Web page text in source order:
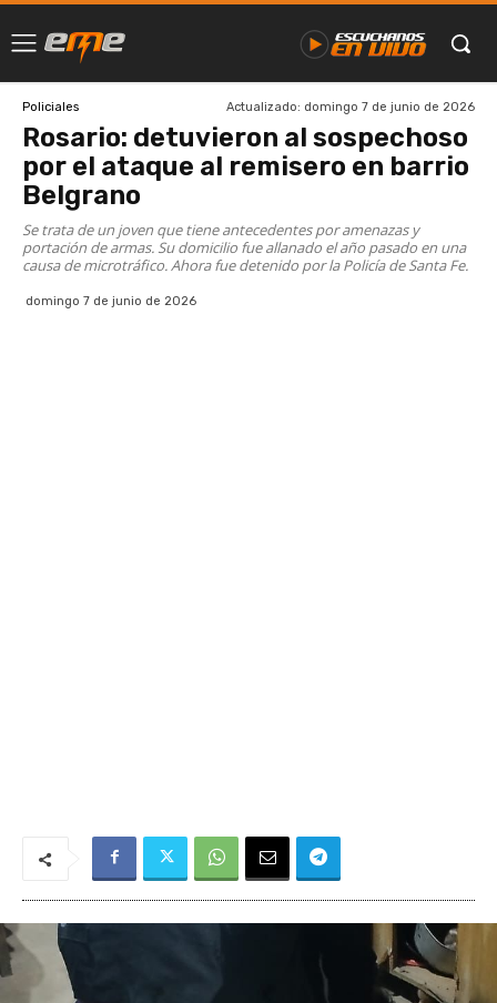
Policiales Actualizado: domingo 7 de junio de 2026
Rosario: detuvieron al sospechoso
por el ataque al remisero en barrio
Belgrano
Se trata de un joven que tiene antecedentes por amenazas y
portación de armas. Su domicilio fue allanado el año pasado en una
causa de microtráfico. Ahora fue detenido por la Policía de Santa Fe.
domingo 7 de junio de 2026